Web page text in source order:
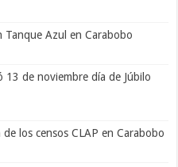
Tanque Azul en Carabobo
de noviembre día de Júbilo
los censos CLAP en Carabobo